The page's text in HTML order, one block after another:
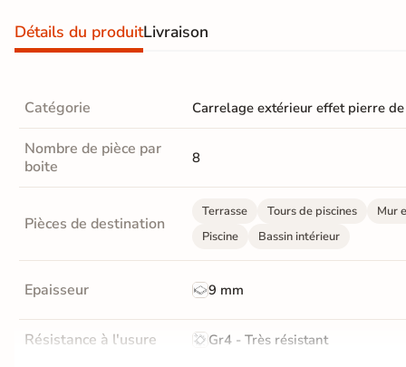
grâce à nos nombreuses
solutions de paiement
Paiement
sécurisé
Confidentialité
Livraison rapide et soignée
Détails du produitLivraison
Catégorie Carrelage extérieur effet pierre
Nombre de pièce par
boite
8
Pièces de destination
Terrasse Tours de piscines Mur
Piscine
Bassin intérieur
Epaisseur 9 mm
Résistance à l'usure Gr4 - Très résistant